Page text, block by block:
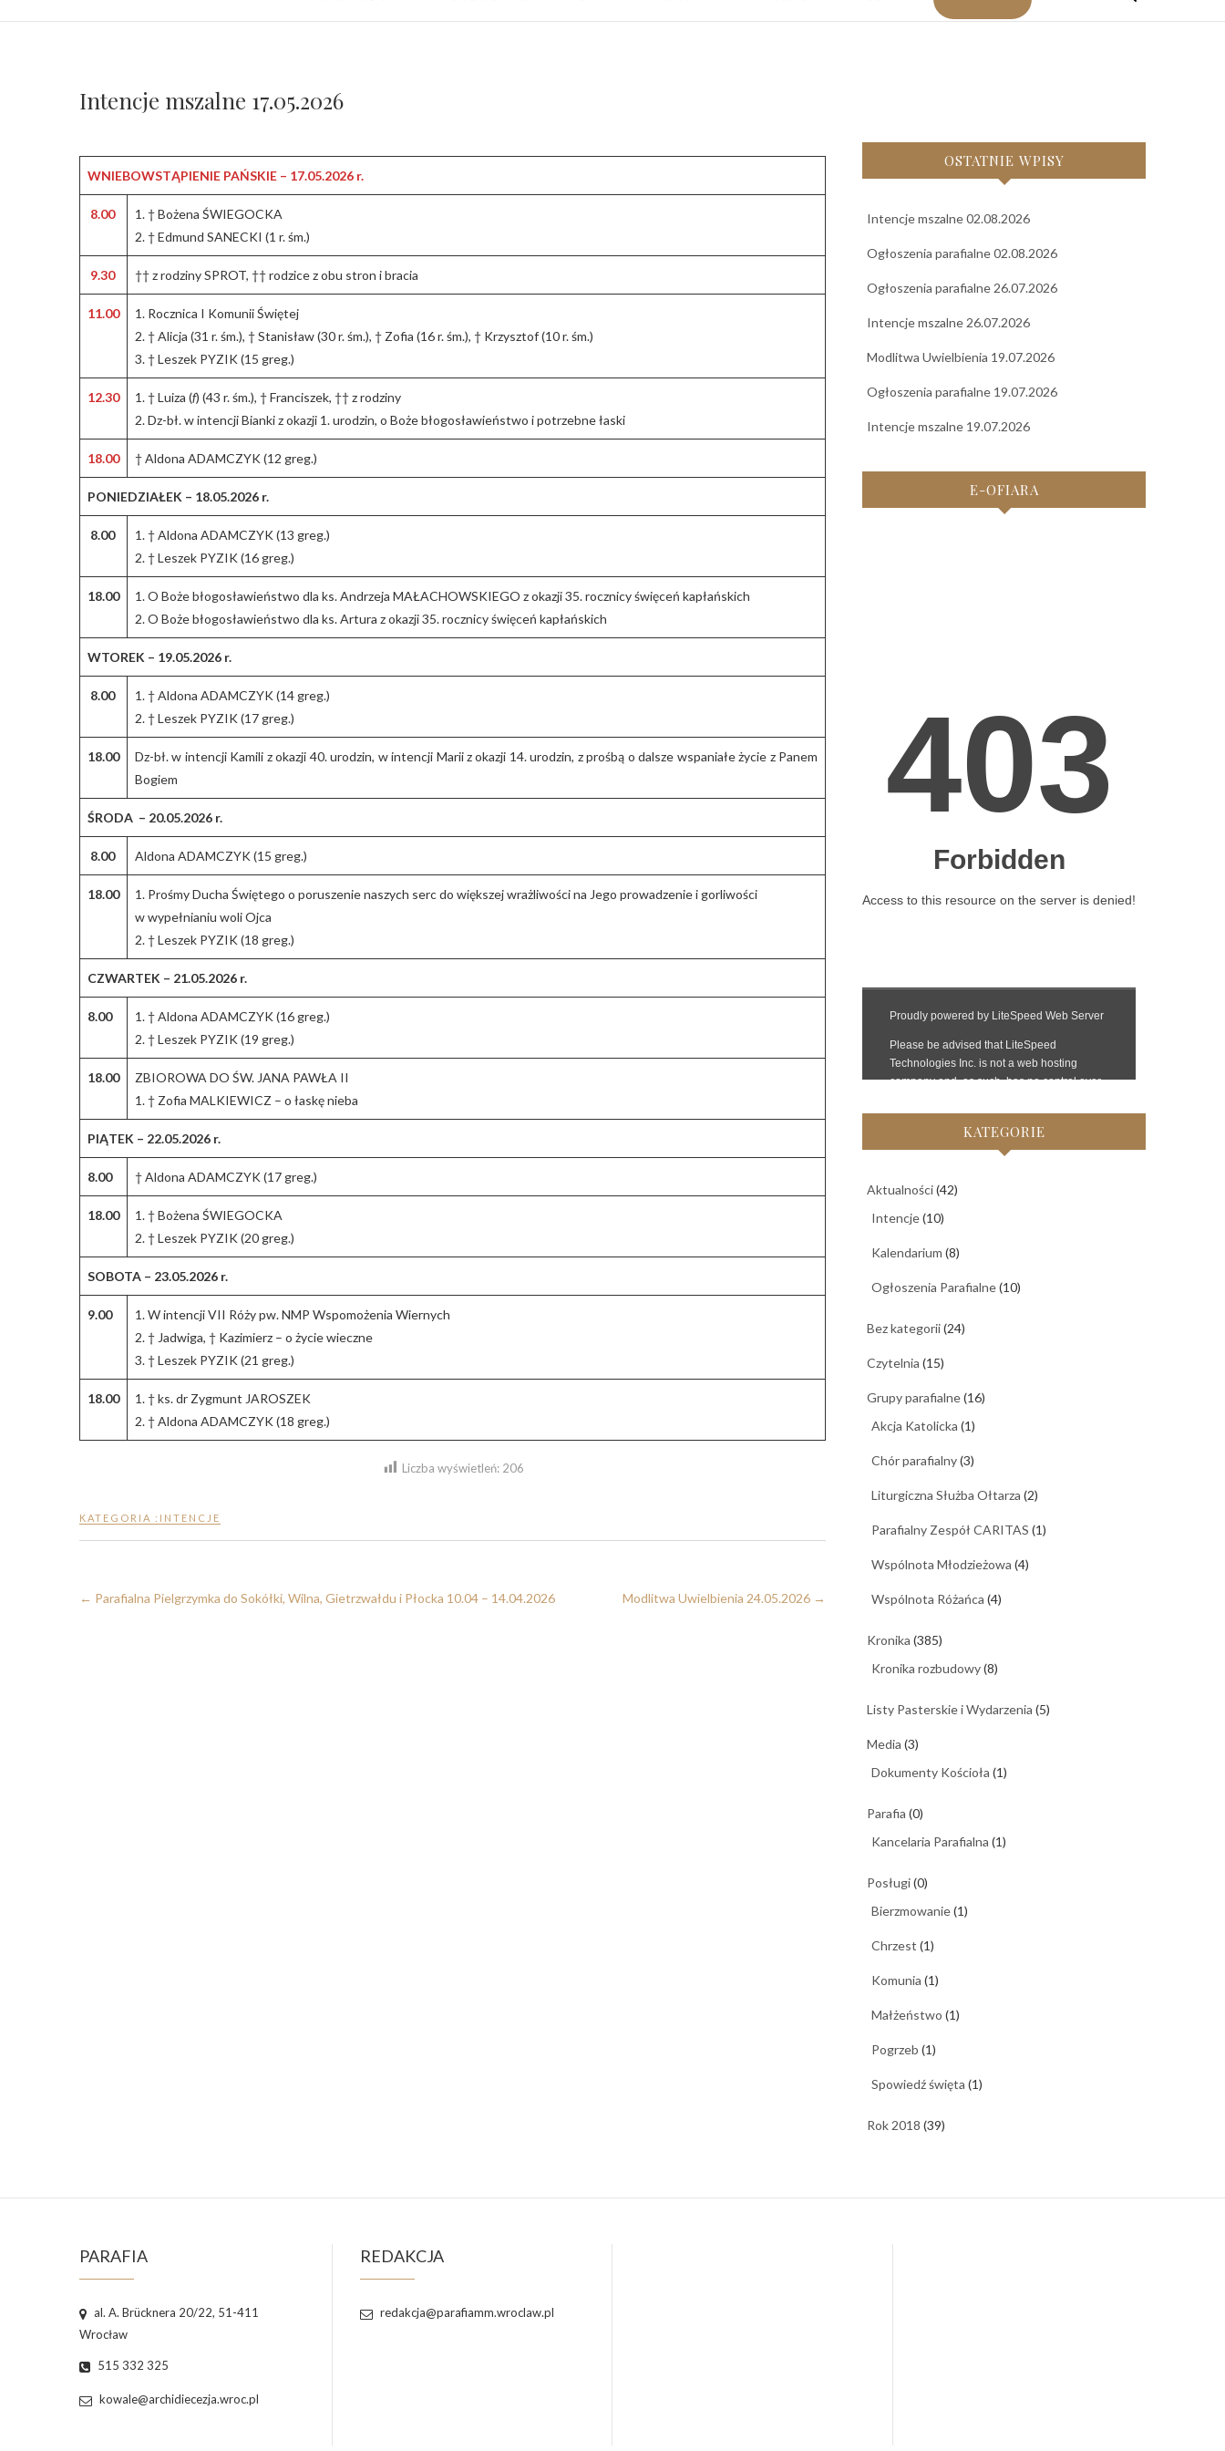
Intencje mszalne 17.05.2026
WNIEBOWSTĄPIENIE PAŃSKIE – 17.05.2026 r.
8.00
1. † Bożena ŚWIEGOCKA
2. † Edmund SANECKI (1 r. śm.)
9.30 †† z rodziny SPROT, †† rodzice z obu stron i bracia
11.00
1. Rocznica I Komunii Świętej
2. † Alicja (31 r. śm.), † Stanisław (30 r. śm.), † Zofia (16 r. śm.), † Krzysztof (10 r. śm.)
3. † Leszek PYZIK (15 greg.)
12.30 1. † Luiza (f) (43 r. śm.), † Franciszek, †† z rodziny
2. Dz-bł. w intencji Bianki z okazji 1. urodzin, o Boże błogosławieństwo i potrzebne łaski
18.00 † Aldona ADAMCZYK (12 greg.)
PONIEDZIAŁEK – 18.05.2026 r.
8.00
1. † Aldona ADAMCZYK (13 greg.)
2. † Leszek PYZIK (16 greg.)
18.00
1. O Boże błogosławieństwo dla ks. Andrzeja MAŁACHOWSKIEGO z okazji 35. rocznicy święceń kapłańskich
2. O Boże błogosławieństwo dla ks. Artura z okazji 35. rocznicy święceń kapłańskich
WTOREK – 19.05.2026 r.
8.00
1. † Aldona ADAMCZYK (14 greg.)
2. † Leszek PYZIK (17 greg.)
18.00
Dz-bł. w intencji Kamili z okazji 40. urodzin, w intencji Marii z okazji 14. urodzin, z prośbą o dalsze wspaniałe życie z Panem
Bogiem
ŚRODA – 20.05.2026 r.
8.00 Aldona ADAMCZYK (15 greg.)
18.00
1. Prośmy Ducha Świętego o poruszenie naszych serc do większej wrażliwości na Jego prowadzenie i gorliwości
w wypełnianiu woli Ojca
2. † Leszek PYZIK (18 greg.)
CZWARTEK – 21.05.2026 r.
8.00
1. † Aldona ADAMCZYK (16 greg.)
2. † Leszek PYZIK (19 greg.)
18.00
ZBIOROWA DO ŚW. JANA PAWŁA II
1. † Zofia MALKIEWICZ – o łaskę nieba
PIĄTEK – 22.05.2026 r.
8.00 † Aldona ADAMCZYK (17 greg.)
18.00
1. † Bożena ŚWIEGOCKA
2. † Leszek PYZIK (20 greg.)
SOBOTA – 23.05.2026 r.
9.00
1. W intencji VII Róży pw. NMP Wspomożenia Wiernych
2. † Jadwiga, † Kazimierz – o życie wieczne
3. † Leszek PYZIK (21 greg.)
18.00
1. † ks. dr Zygmunt JAROSZEK
2. † Aldona ADAMCZYK (18 greg.)
Liczba wyświetleń: 206
KATEGORIA : INTENCJE
← Parafialna Pielgrzymka do Sokółki, Wilna, Gietrzwałdu i Płocka 10.04 – 14.04.2026 Modlitwa Uwielbienia 24.05.2026 →
OSTATNIE WPISY
Intencje mszalne 02.08.2026
Ogłoszenia parafialne 02.08.2026
Ogłoszenia parafialne 26.07.2026
Intencje mszalne 26.07.2026
Modlitwa Uwielbienia 19.07.2026
Ogłoszenia parafialne 19.07.2026
Intencje mszalne 19.07.2026
E-OFIARA
KATEGORIE
Aktualności(42)
Intencje(10)
Kalendarium (8)
Ogłoszenia Parafialne(10)
Bez kategorii(24)
Czytelnia (15)
Grupy parafialne(16)
Akcja Katolicka (1)
Chór parafialny(3)
Liturgiczna Służba Ołtarza (2)
Parafialny Zespół CARITAS (1)
Wspólnota Młodzieżowa (4)
Wspólnota Różańca (4)
Kronika (385)
Kronika rozbudowy(8)
Listy Pasterskie i Wydarzenia (5)
Media (3)
Dokumenty Kościoła (1)
Parafia (0)
Kancelaria Parafialna (1)
Posługi(0)
Bierzmowanie(1)
Chrzest (1)
Komunia (1)
Małżeństwo (1)
Pogrzeb (1)
Spowiedź święta (1)
Rok 2018 (39)
PARAFIA
al. A. Brücknera 20/22, 51-411
Wrocław
515 332 325
kowale@archidiecezja.wroc.pl
REDAKCJA
redakcja@parafiamm.wroclaw.pl